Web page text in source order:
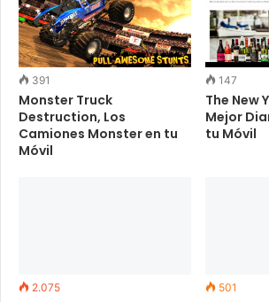
391
Monster Truck
Destruction, Los
Camiones Monster en tu
Móvil
147
The New
Mejor
tu Móvil
2.075 501